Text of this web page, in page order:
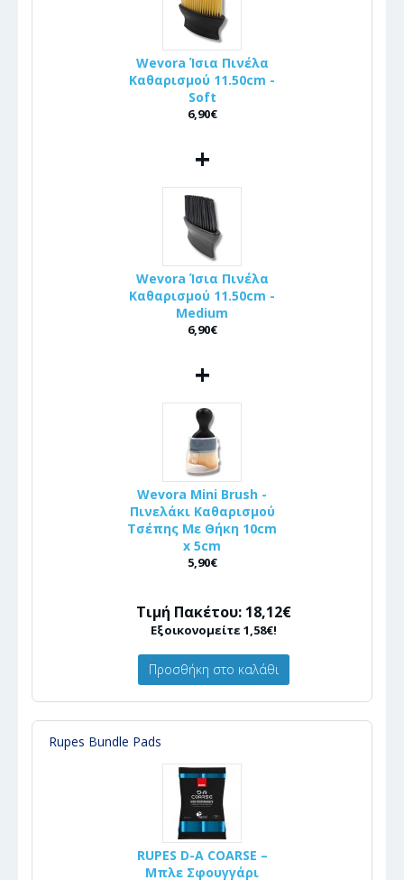
Wevora Ίσια Πινέλα
Καθαρισμού 11.50cm -
Soft
6,90€
+
Wevora Ίσια Πινέλα
Καθαρισμού 11.50cm -
Medium
6,90€
+
Wevora Mini Brush -
Πινελάκι Καθαρισμού
Τσέπης Με Θήκη 10cm
x 5cm
5,90€
Τιμή Πακέτου: 18,12€
Εξοικονομείτε 1,58€!
Προσθήκη στο καλάθι
Rupes Bundle Pads
RUPES D-A COARSE –
Μπλε Σφουγγάρι